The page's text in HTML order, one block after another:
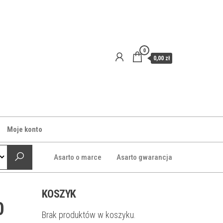
0
0,00 zł
Moje konto
Asarto o marce Asarto gwarancja
KOSZYK
Brak produktów w koszyku.